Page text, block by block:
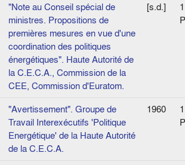
"Note au Conseil spécial de
ministres. Propositions de
premières mesures en vue d'une
coordination des politiques
énergétiques". Haute Autorité de
la C.E.C.A., Commission de la
CEE, Commission d'Euratom.
[s.d.]
1
"Avertissement". Groupe de
Travail Interexécutifs 'Politique
Energétique' de la Haute Autorité
de la C.E.C.A.
1960
1